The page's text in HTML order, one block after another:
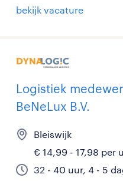
bekijk vacature
Logistiek
BeNeLux B.V.
Bleiswijk
€ 14,99 - 17,98 per
32 - 40 uur, 4 - 5